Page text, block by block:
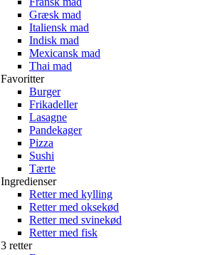
Græsk mad
Italiensk mad
Indisk mad
Mexicansk mad
Thai mad
Favoritter
Burger
Frikadeller
Lasagne
Pandekager
Pizza
Sushi
Tærte
Ingredienser
Retter med kylling
Retter med oksekød
Retter med svinekød
Retter med fisk
3 retter